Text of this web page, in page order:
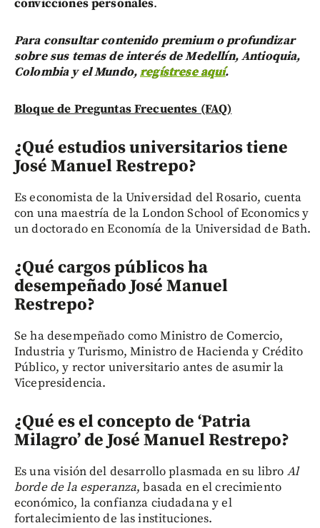
convicciones personales.
Para consultar contenido premium o profundizar
sobre sus temas de interés de Medellín, Antioquia,
Colombia y el Mundo,regístrese aquí.
Bloque de Preguntas Frecuentes (FAQ)
¿Qué estudios universitarios tiene
José Manuel Restrepo?
Es economista de la Universidad del Rosario, cuenta
con una maestría de la London School of Economics y
un doctorado en Economía de la Universidad de Bath.
¿Qué cargos públicos ha
desempeñado José Manuel
Restrepo?
Se ha desempeñado como Ministro de Comercio,
Industria y Turismo, Ministro de Hacienda y Crédito
Público, y rector universitario antes de asumir la
Vicepresidencia.
¿Qué es el concepto de ‘Patria
Milagro’ de José Manuel Restrepo?
Es una visión del desarrollo plasmada en su libro Al
borde de la esperanza, basada en el crecimiento
económico, la confianza ciudadana y el
fortalecimiento de las instituciones.